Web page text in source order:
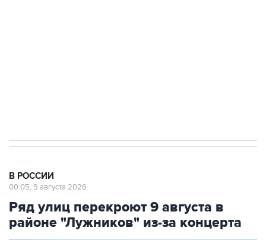
В РОССИИ
00:05, 9 августа 2026
Ряд улиц перекроют 9 августа в
районе "Лужников" из-за концерта